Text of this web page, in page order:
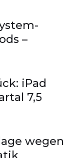
–
iPad
7,5
wegen